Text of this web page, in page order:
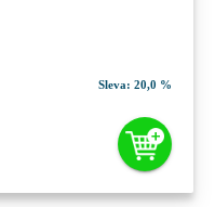
Sleva: 20,0 %